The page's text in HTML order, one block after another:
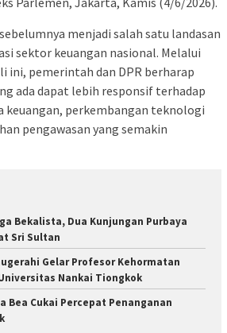
menjadi salah satu landasan
sektor keuangan nasional. Melalui
ini, pemerintah dan DPR berharap
ada dapat lebih responsif terhadap
keuangan, perkembangan teknologi
pengawasan yang semakin
Bekalista, Dua Kunjungan Purbaya
Sri Sultan
Gelar Profesor Kehormatan
Nankai Tiongkok
Bea Cukai Percepat Penanganan